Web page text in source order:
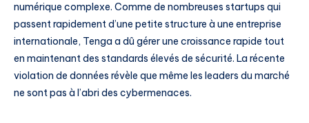
numérique complexe. Comme de nombreuses startups qui
passent rapidement d’une petite structure à une entreprise
internationale, Tenga a dû gérer une croissance rapide tout
en maintenant des standards élevés de sécurité. La récente
violation de données révèle que même les leaders du marché
ne sont pas à l’abri des cybermenaces.